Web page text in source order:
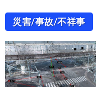
災害/事故/不祥事